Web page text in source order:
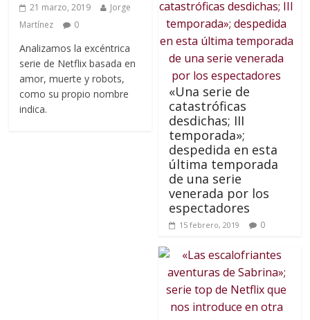
21 marzo, 2019
Jorge
Martínez
0
Analizamos la excéntrica
serie de Netflix basada en
amor, muerte y robots,
como su propio nombre
indica.
«Una serie de
catastróficas
desdichas; III
temporada»;
despedida en esta
última temporada
de una serie
venerada por los
espectadores
15 febrero, 2019 0